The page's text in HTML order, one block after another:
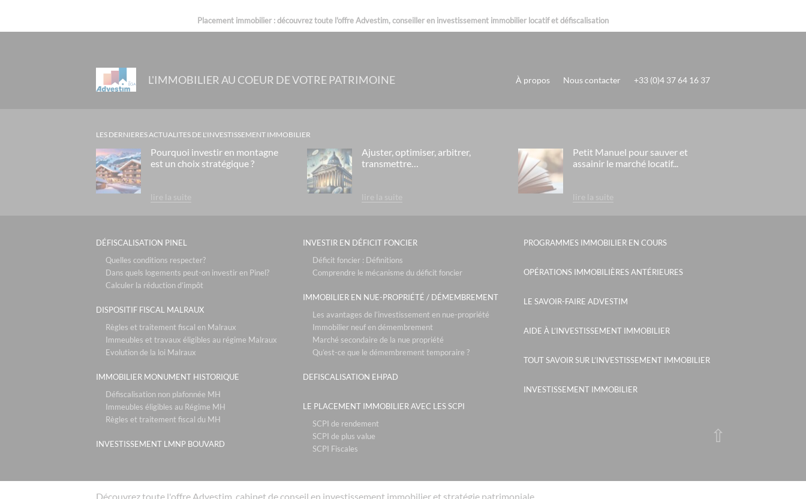
Placement immobilier : découvrez toute l'offre Advestim, conseiller en investissement immobilier locatif et défiscalisation
L'IMMOBILIER AU COEUR DE VOTRE PATRIMOINE À propos Nous contacter +33 (0)4 37 64 16 37
LES DERNIERES ACTUALITES DE L'INVESTISSEMENT IMMOBILIER
Pourquoi investir en montagne
est un choix stratégique ?
lire la suite
Ajuster, optimiser, arbitrer,
transmettre…
lire la suite
Petit Manuel pour sauver et
assainir le marché locatif...
lire la suite
DÉFISCALISATION PINEL
Quelles conditions respecter?
Dans quels logements peut-on investir en Pinel?
Calculer la réduction d’impôt
DISPOSITIF FISCAL MALRAUX
Règles et traitement fiscal en Malraux
Immeubles et travaux éligibles au régime Malraux
Evolution de la loi Malraux
IMMOBILIER MONUMENT HISTORIQUE
Défiscalisation non plafonnée MH
Immeubles éligibles au Régime MH
Règles et traitement fiscal du MH
INVESTISSEMENT LMNP BOUVARD
INVESTIR EN DÉFICIT FONCIER
Déficit foncier : Définitions
Comprendre le mécanisme du déficit foncier
IMMOBILIER EN NUE-PROPRIÉTÉ / DÉMEMBREMENT
Les avantages de l’investissement en nue-propriété
Immobilier neuf en démembrement
Marché secondaire de la nue propriété
Qu’est-ce que le démembrement temporaire ?
DEFISCALISATION EHPAD
LE PLACEMENT IMMOBILIER AVEC LES SCPI
SCPI de rendement
SCPI de plus value
SCPI Fiscales
PROGRAMMES IMMOBILIER EN COURS
OPÉRATIONS IMMOBILIÈRES ANTÉRIEURES
LE SAVOIR-FAIRE ADVESTIM
AIDE À L’INVESTISSEMENT IMMOBILIER
TOUT SAVOIR SUR L’INVESTISSEMENT IMMOBILIER
INVESTISSEMENT IMMOBILIER
Découvrez toute l'offre Advestim, cabinet de conseil en investissement immobilier et stratégie patrimoniale